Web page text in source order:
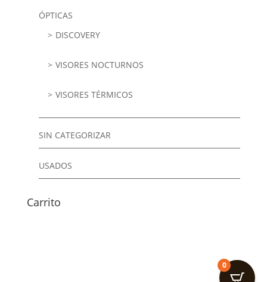
ÓPTICAS
DISCOVERY
VISORES NOCTURNOS
VISORES TÉRMICOS
SIN CATEGORIZAR
USADOS
Carrito
0